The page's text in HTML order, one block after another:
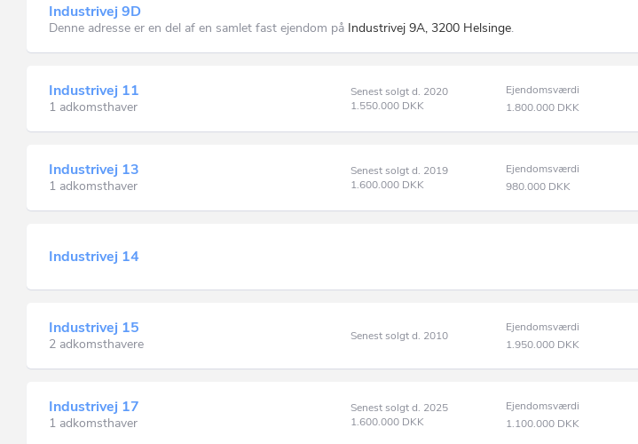
Industrivej 9D
Denne adresse er en del af en samlet fast ejendom på Industrivej 9A, 3200 Helsinge.
Industrivej 11
1 adkomsthaver
Senest solgt d. 2020
1.550.000 DKK
Ejendomsværdi
1.800.000 DKK
Industrivej 13
1 adkomsthaver
Senest solgt d. 2019
1.600.000 DKK
Ejendomsværdi
980.000 DKK
Industrivej 14
Industrivej 15
2 adkomsthavere Senest solgt d. 2010
Ejendomsværdi
1.950.000 DKK
Industrivej 17
1 adkomsthaver
Senest solgt d. 2025
1.600.000 DKK
Ejendomsværdi
1.100.000 DKK